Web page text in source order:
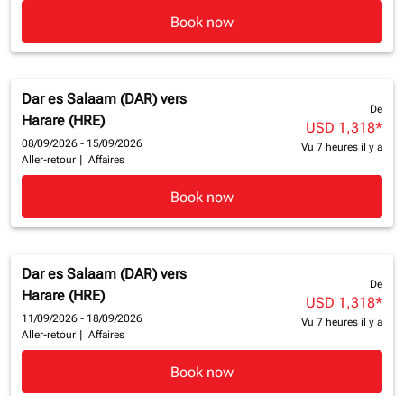
Book now
Dar es Salaam (DAR) vers
Harare (HRE)
08/09/2026 - 15/09/2026
Aller-retour
Affaires
De
USD 1,318*
Vu 7 heures il y a
Book now
Dar es Salaam (DAR) vers
Harare (HRE)
11/09/2026 - 18/09/2026
Aller-retour
Affaires
De
USD 1,318*
Vu 7 heures il y a
Book now